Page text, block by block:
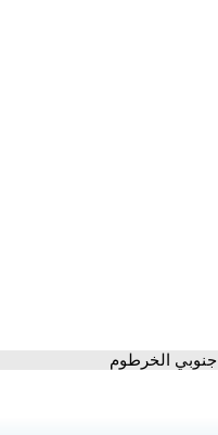
الخرطوم